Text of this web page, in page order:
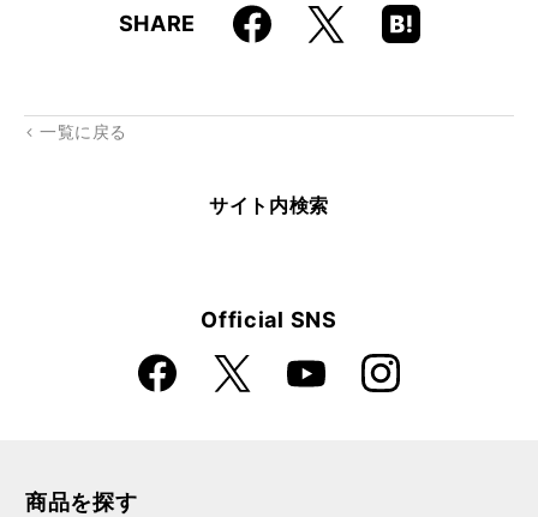
SHARE Faceboo
k
X
Hatena
Boo
一覧に戻る
サイト内検索
Official SNS
Faceboo
k
X YouTube Instagra
m
商品を探す